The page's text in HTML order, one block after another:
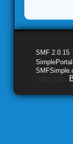
SMF 2.0.15